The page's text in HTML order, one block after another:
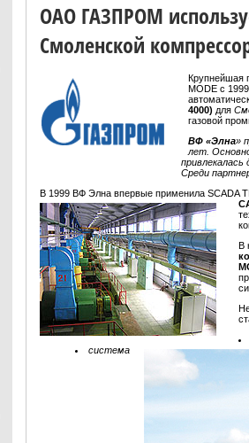
ОАО ГАЗПРОМ
Смоленской
Крупнейшая
MODE с
4000) для
газовой
ВФ «Элна»
лет.
Среди
В 1999 ВФ Элна впервые применила SCADA
В
система